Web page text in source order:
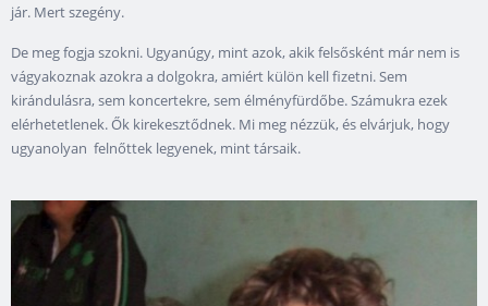
jár. Mert szegény.
De meg fogja szokni. Ugyanúgy, mint azok, akik felsősként már nem is
vágyakoznak azokra a dolgokra, amiért külön kell fizetni. Sem
kirándulásra, sem koncertekre, sem élményfürdőbe. Számukra ezek
elérhetetlenek. Ők kirekesztődnek. Mi meg nézzük, és elvárjuk, hogy
ugyanolyan felnőttek legyenek, mint társaik.